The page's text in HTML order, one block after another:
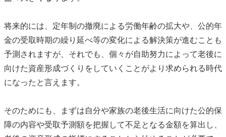
将来的には、定年制の撤廃による労働年齢の拡大や、公的年
金の受取時期の繰り延べ等の変化による解決策が進むことも
予測されますが、それでも、個々が自助努力によって老後に
向けた資産形成づくりをしていくことがより求められる時代
になったと言えます。
そのためにも、まずは自分や家族の老後生活に向けた公的保
障の内容や受取予測額を把握して不足となる金額を算出し、